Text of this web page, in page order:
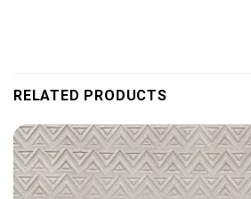
RELATED PRODUCTS